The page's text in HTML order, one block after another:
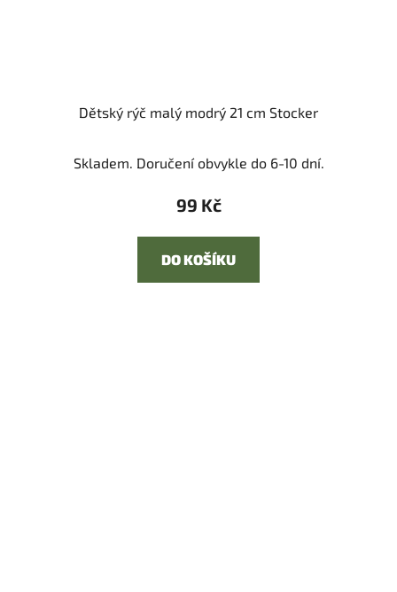
Dětský rýč malý modrý 21 cm Stocker
Skladem. Doručení obvykle do 6-10 dní.
99 Kč
DO KOŠÍKU